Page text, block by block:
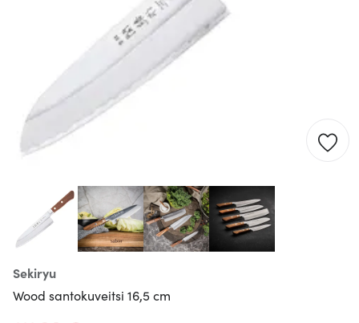
Sekiryu
Wood santokuveitsi 16,5 cm